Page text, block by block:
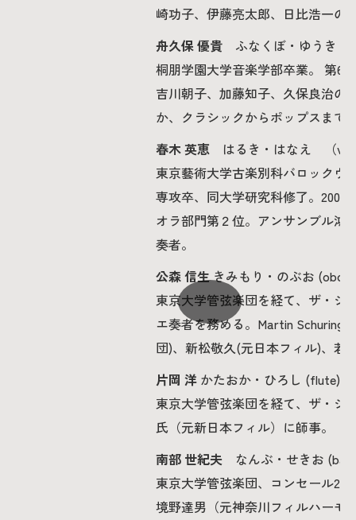
案内
取材・撮影 資料請求
崎功子、伊藤亮太郎、日比浩一の
舟久保 優貴 ふなくぼ・ゆうき
桐朋学園大学音楽学部卒業。 第6
吉川朝子、加藤知子、久保良治の
か、クラシックからポップスまで
春木 英恵 はるき・はなえ （
東京藝術大学古楽別科バロックヴ
専攻卒、同大学研究科修了。
オラ部門第２位。アンサンブル鴻
奏者。
公森 信生きみもり・のぶお
東京大学管弦楽団を経て、ザ・シ
エ奏者を務める。Martin Schuring
団)、新松敬久(元日本フィル)、
片岡 洋 かたおか・ひろし (flute)
東京大学管弦楽団を経て、ザ・シ
氏（元新日本フィル）に師事。
南部 世紀夫 なんぶ・せきお
東京大学管弦楽団、コンセール21
境野達男（元神奈川フィルハーモ